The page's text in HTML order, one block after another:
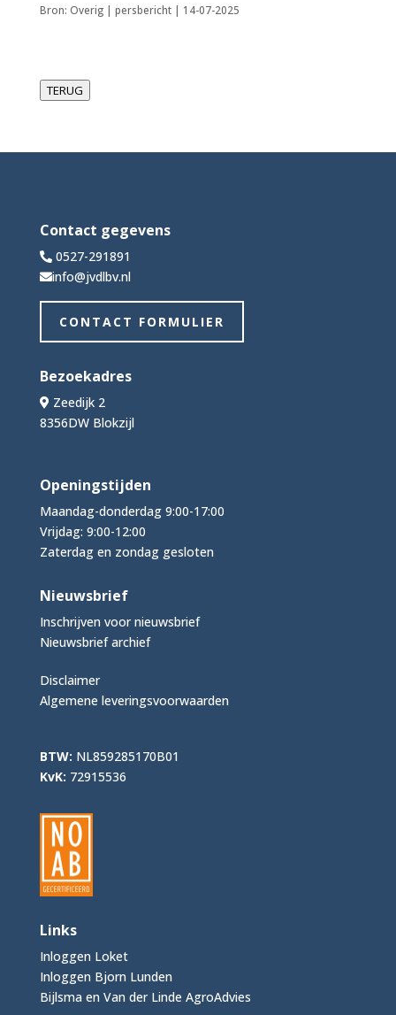
Bron: Overig | persbericht | 14-07-2025
TERUG
Contact gegevens
0527-291891
info@jvdlbv.nl
CONTACT FORMULIER
Bezoekadres
Zeedijk 2
8356DW Blokzijl
Openingstijden
Maandag-donderdag 9:00-17:00
Vrijdag: 9:00-12:00
Zaterdag en zondag gesloten
Nieuwsbrief
Inschrijven voor nieuwsbrief
Nieuwsbrief archief
Disclaimer
Algemene leveringsvoorwaarden
BTW: NL859285170B01
KvK: 72915536
Links
Inloggen Loket
Inloggen Bjorn Lunden
Bijlsma en Van der Linde AgroAdvies